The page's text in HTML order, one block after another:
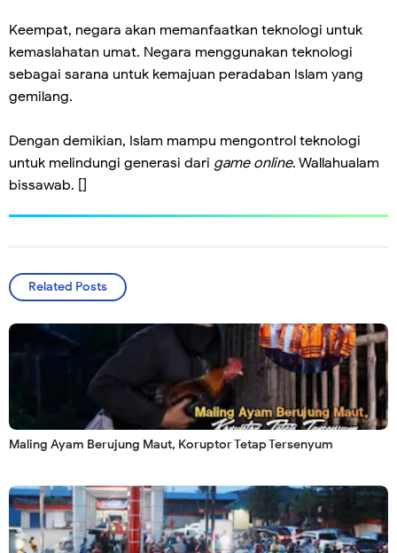
Keempat, negara akan memanfaatkan teknologi untuk
kemaslahatan umat. Negara menggunakan teknologi
sebagai sarana untuk kemajuan peradaban Islam yang
gemilang.
Dengan demikian, Islam mampu mengontrol teknologi
untuk melindungi generasi dari game online. Wallahualam
bissawab. []
Related Posts
Maling Ayam Berujung Maut, Koruptor Tetap Tersenyum